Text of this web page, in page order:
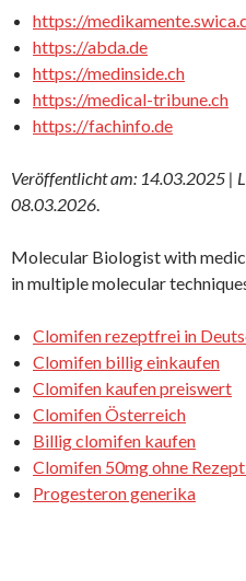
https://
https://abda.de
https://medinside.ch
https://medical-tribune.ch
https://fachinfo.de
Veröffentlicht am: 14.03.2025 |
08.03.2026.
Molecular Biologist with
in multiple molecular
Clomifen rezeptfrei in
Clomifen billig einkaufen
Clomifen kaufen preiswert
Clomifen Österreich
Billig clomifen kaufen
Clomifen 50mg ohne
Progesteron generika